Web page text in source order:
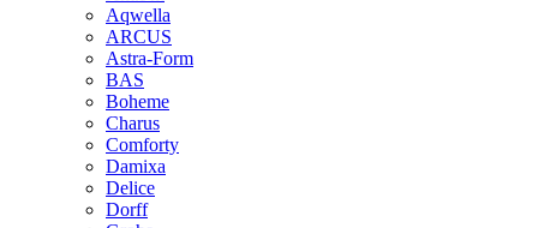
Aqwella
ARCUS
Astra-Form
BAS
Boheme
Charus
Comforty
Damixa
Delice
Dorff